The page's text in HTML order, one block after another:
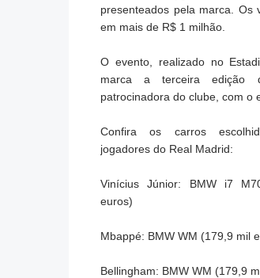
presenteados pela marca. Os
em mais de R$ 1 milhão.
O evento, realizado no
marca a terceira edição
patrocinadora do clube, com o
Confira os carros
jogadores do Real Madrid:
Vinícius Júnior: BMW i7
euros)
Mbappé: BMW WM (179,9 mil
Bellingham: BMW WM (179,9